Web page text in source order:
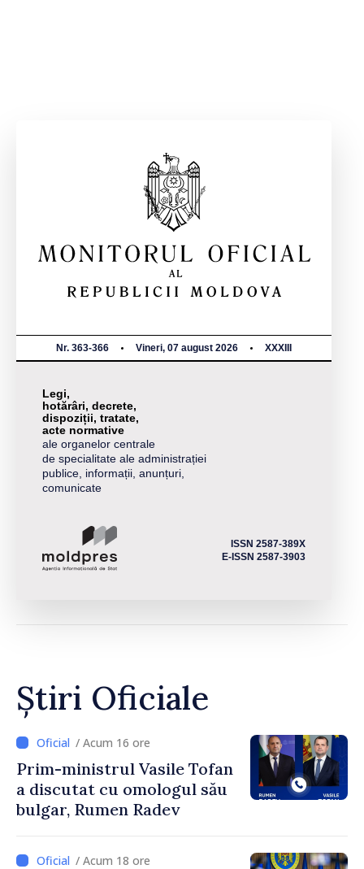
Nr. 363-366 Vineri, 07 august 2026 XXXIII
Legi,
hotărâri, decrete,
dispoziții, tratate,
acte normative
ale organelor centrale
de specialitate ale administrației
publice, informații, anunțuri,
comunicate
ISSN 2587-389X
E-ISSN 2587-3903
Știri Oficiale
/ Acum 16 ore
Prim-ministrul Vasile Tofan
a discutat cu omologul său
bulgar, Rumen Radev
/ Acum 18 ore